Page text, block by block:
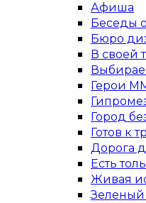
Афиша
Беседы
Бюро
В своей
Герои
Город
Готов к
Дорога
Есть
Живая
Зеленый